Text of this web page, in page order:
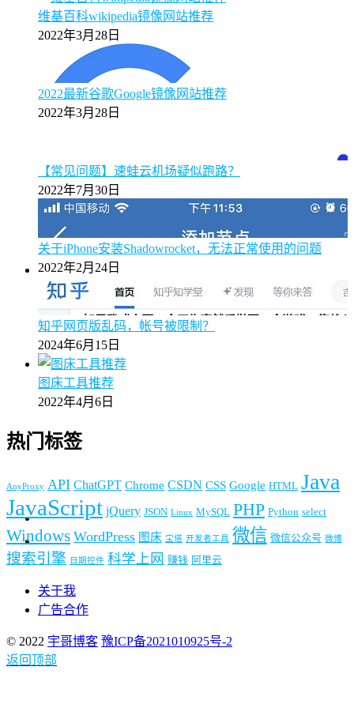
维基百科wikipedia镜像网站推荐
2022年3月28日
2022最新谷歌Google镜像网站推荐
2022年3月28日
【常见问题】速蛙云机场疑似跑路？
2022年7月30日
关于iPhone安装Shadowrocket，无法正常使用的问题
2022年2月24日
知乎网页版乱码，帐号被限制？
2024年6月15日
图床工具推荐
2022年4月6日
热门标签
AnyProxy API ChatGPT Chrome CSDN CSS Google HTML Java
JavaScript jQuery JSON Linux MySQL PHP Python select
Windows WordPress 图床 宝塔 开发者工具 微信 微信公众号 微博
搜索引擎 日期控件 科学上网 赚钱 阿里云
关于我
广告合作
© 2022 宇哥博客 豫ICP备2021010925号-2
返回顶部